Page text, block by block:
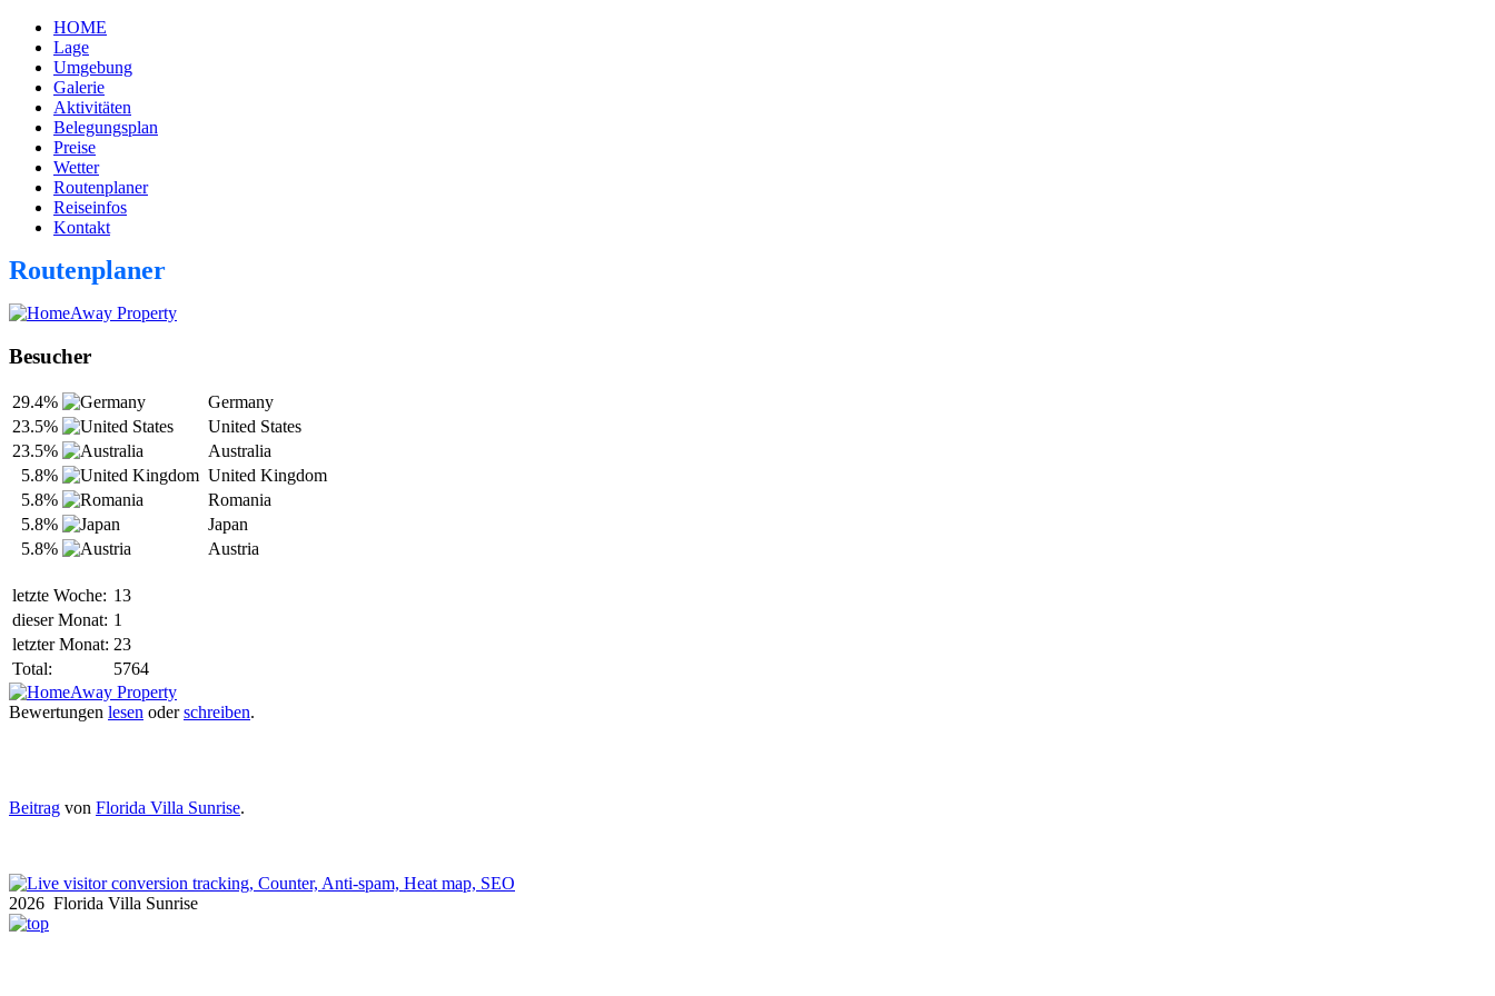
HOME
Lage
Umgebung
Galerie
Aktivitäten
Belegungsplan
Preise
Wetter
Routenplaner
Reiseinfos
Kontakt
Routenplaner
Besucher
29.4%
Germany
23.5%
United States
23.5%
Australia
5.8%
United Kingdom
5.8%
Romania
5.8%
Japan
5.8%
Austria
letzte Woche: 13
dieser Monat: 1
letzter Monat: 23
Total:
5764
Bewertungen lesen oderschreiben.
Beitrag von Florida Villa Sunrise.
2026 Florida Villa Sunrise